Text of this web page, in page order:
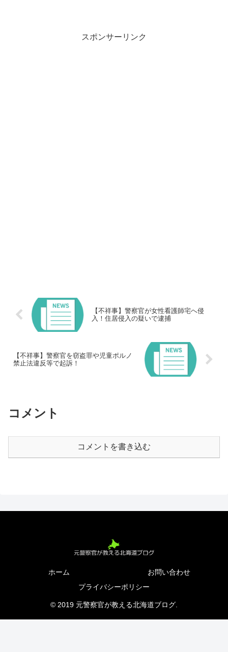
スポンサーリンク
【不祥事】警察官が女性看護師宅へ侵
入！住居侵入の疑いで逮捕
【不祥事】警察官を窃盗罪や児童ポルノ
禁止法違反等で起訴！
コメント
コメントを書き込む
ホーム
お問い合わせ
プライバシーポリシー
© 2019 元警察官が教える北海道ブログ.